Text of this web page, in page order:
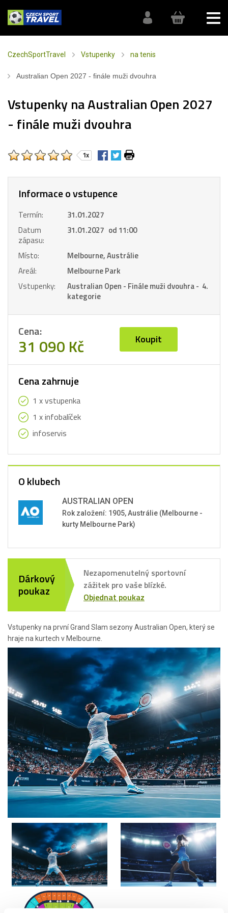
CzechSportTravel Vstupenky na tenis
Australian Open 2027 - finále muži dvouhra
Vstupenky na Australian Open 2027
- finále muži dvouhra
1x
Vstupenky na první Grand Slam sezony Australian Open, který se
hraje na kurtech v Melbourne.
Informace o vstupence
Termín:
31.01.2027
Datum
zápasu:
31.01.2027 od 11:00
Místo:
Melbourne, Austrálie
Areál:
Melbourne Park
Vstupenky:
Australian Open - Finále muži dvouhra - 4.
kategorie
Cena:
31 090 Kč Koupit
Cena zahrnuje
1 x vstupenka
1 x infobalíček
infoservis
O klubech
AUSTRALIAN OPEN
Rok založení: 1905, Austrálie (Melbourne -
kurty Melbourne Park)
Dárkový
poukaz
Nezapomenutelný sportovní
zážitek pro vaše blízké.
Objednat poukaz